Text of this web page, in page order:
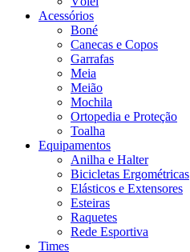
Acessórios
Boné
Canecas e Copos
Garrafas
Meia
Meião
Mochila
Ortopedia e Proteção
Toalha
Equipamentos
Anilha e Halter
Bicicletas Ergométricas
Elásticos e Extensores
Esteiras
Raquetes
Rede Esportiva
Times